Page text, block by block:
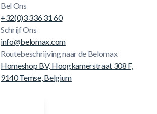
Bel Ons
+32(0)3 336 31 60
Schrijf Ons
info@belomax.com
Routebeschrijving naar de Belomax
Homeshop BV, Hoogkamerstraat 308 F,
9140 Temse, Belgium